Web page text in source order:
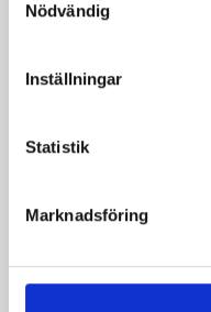
Nödvändig
Inställningar
Statistik
Marknadsföring
Lyxig pastasås